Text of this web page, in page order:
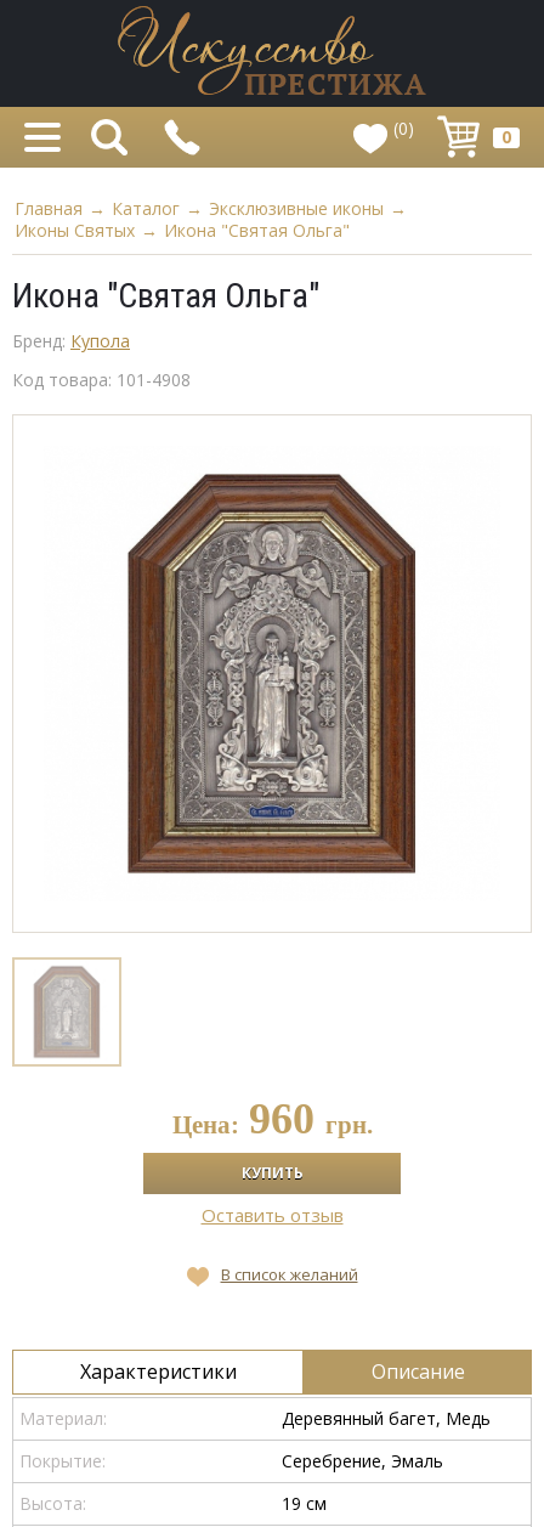
(0) 0
Главная → Каталог → Эксклюзивные иконы →
Иконы Святых → Икона "Святая Ольга"
Икона "Святая Ольга"
Бренд: Купола
Код товара: 101-4908
Цена: 960 грн.
Оставить отзыв
В список желаний
Характеристики Описание
Материал:
Деревянный багет, Медь
Покрытие:
Серебрение, Эмаль
Высота:
19 см